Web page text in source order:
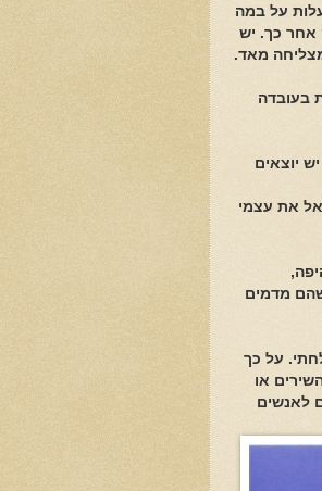
על במה
אחר כך. יש
מאד.
בעובדה
יוצאים
את עצמי
מדמים
על כך
או
לאנשים